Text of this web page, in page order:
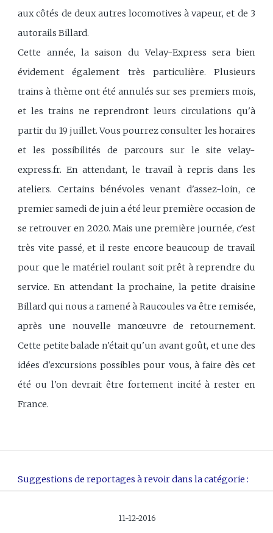
aux côtés de deux autres locomotives à vapeur, et de 3
autorails Billard.
Cette année, la saison du Velay-Express sera bien
évidement également très particulière. Plusieurs
trains à thème ont été annulés sur ses premiers mois,
et les trains ne reprendront leurs circulations qu'à
partir du 19 juillet. Vous pourrez consulter les horaires
et les possibilités de parcours sur le site velay-
express.fr. En attendant, le travail à repris dans les
ateliers. Certains bénévoles venant d'assez-loin, ce
premier samedi de juin a été leur première occasion de
se retrouver en 2020. Mais une première journée, c'est
très vite passé, et il reste encore beaucoup de travail
pour que le matériel roulant soit prêt à reprendre du
service. En attendant la prochaine, la petite draisine
Billard qui nous a ramené à Raucoules va être remisée,
après une nouvelle manœuvre de retournement.
Cette petite balade n'était qu'un avant goût, et une des
idées d'excursions possibles pour vous, à faire dès cet
été ou l'on devrait être fortement incité à rester en
France.
Suggestions de reportages à revoir dans la catégorie :
11-12-2016